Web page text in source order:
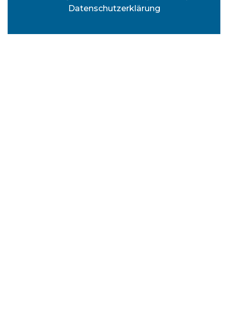
Datenschutzerklärung